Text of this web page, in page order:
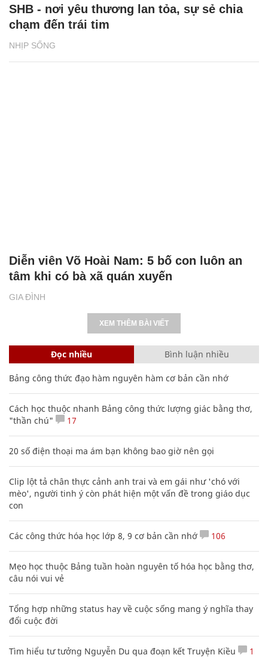
NHỊP SỐNG
SHB - nơi yêu thương lan tỏa, sự sẻ chia
chạm đến trái tim
GIA ĐÌNH
Diễn viên Võ Hoài Nam: 5 bố con luôn an
tâm khi có bà xã quán xuyến
XEM THÊM BÀI VIẾT
Đọc nhiều Bình luận nhiều
Bảng công thức đạo hàm nguyên hàm cơ bản cần nhớ
Cách học thuộc nhanh Bảng công thức lượng giác bằng thơ,
"thần chú"
17
20 số điện thoại ma ám bạn không bao giờ nên gọi
Clip lột tả chân thực cảnh anh trai và em gái như 'chó với
mèo', người tinh ý còn phát hiện một vấn đề trong giáo dục
con
Các công thức hóa học lớp 8, 9 cơ bản cần nhớ 106
Mẹo học thuộc Bảng tuần hoàn nguyên tố hóa học bằng thơ,
câu nói vui vẻ
Tổng hợp những status hay về cuộc sống mang ý nghĩa thay
đổi cuộc đời
Tìm hiểu tư tưởng Nguyễn Du qua đoạn kết Truyện Kiều 1